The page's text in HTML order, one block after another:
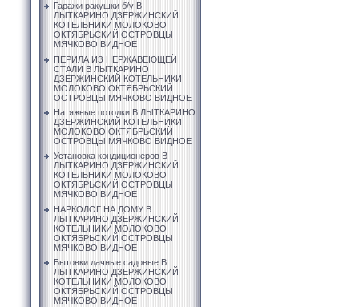
Гаражи ракушки б/у В
ЛЫТКАРИНО ДЗЕРЖИНСКИЙ
КОТЕЛЬНИКИ МОЛОКОВО
ОКТЯБРЬСКИЙ ОСТРОВЦЫ
МЯЧКОВО ВИДНОЕ
ПЕРИЛА ИЗ НЕРЖАВЕЮЩЕЙ
СТАЛИ В ЛЫТКАРИНО
ДЗЕРЖИНСКИЙ КОТЕЛЬНИКИ
МОЛОКОВО ОКТЯБРЬСКИЙ
ОСТРОВЦЫ МЯЧКОВО ВИДНОЕ
Натяжные потолки В ЛЫТКАРИНО
ДЗЕРЖИНСКИЙ КОТЕЛЬНИКИ
МОЛОКОВО ОКТЯБРЬСКИЙ
ОСТРОВЦЫ МЯЧКОВО ВИДНОЕ
Установка кондиционеров В
ЛЫТКАРИНО ДЗЕРЖИНСКИЙ
КОТЕЛЬНИКИ МОЛОКОВО
ОКТЯБРЬСКИЙ ОСТРОВЦЫ
МЯЧКОВО ВИДНОЕ
НАРКОЛОГ НА ДОМУ В
ЛЫТКАРИНО ДЗЕРЖИНСКИЙ
КОТЕЛЬНИКИ МОЛОКОВО
ОКТЯБРЬСКИЙ ОСТРОВЦЫ
МЯЧКОВО ВИДНОЕ
Бытовки дачные садовые В
ЛЫТКАРИНО ДЗЕРЖИНСКИЙ
КОТЕЛЬНИКИ МОЛОКОВО
ОКТЯБРЬСКИЙ ОСТРОВЦЫ
МЯЧКОВО ВИДНОЕ